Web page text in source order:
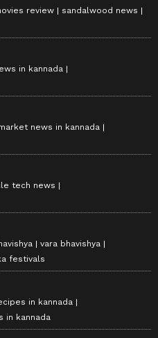
review
sandalwood news
in kannada
news in kannada
tech news
vara bhavishya
festivals
in kannada
in kannada